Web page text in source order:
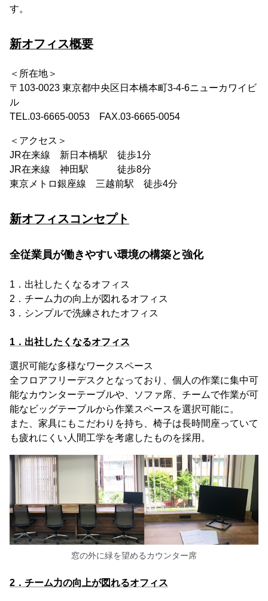
す。
新オフィス概要
＜所在地＞
〒103-0023 東京都中央区日本橋本町3-4-6ニューカワイビ
ル
TEL.03-6665-0053 FAX.03-6665-0054
＜アクセス＞
JR在来線 新日本橋駅 徒歩1分
JR在来線 神田駅 徒歩8分
東京メトロ銀座線 三越前駅 徒歩4分
新オフィスコンセプト
全従業員が働きやすい環境の構築と強化
1．出社したくなるオフィス
2．チーム力の向上が図れるオフィス
3．シンプルで洗練されたオフィス
1．出社したくなるオフィス
選択可能な多様なワークスペース
全フロアフリーデスクとなっており、個人の作業に集中可
能なカウンターテーブルや、ソファ席、チームで作業が可
能なビッグテーブルから作業スペースを選択可能に。
また、家具にもこだわりを持ち、椅子は長時間座っていて
も疲れにくい人間工学を考慮したものを採用。
窓の外に緑を望めるカウンター席
2．チーム力の向上が図れるオフィス